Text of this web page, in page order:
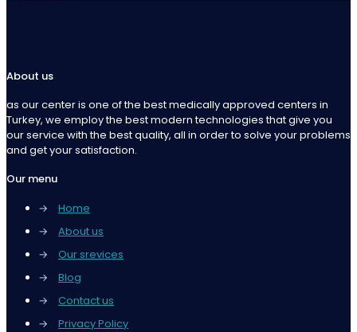
About us
as our center is one of the best medically approved centers in
Turkey, we employ the best modern technologies that give you
our service with the best quality, all in order to solve your problems
and get your satisfaction.
Our menu
→
Home
→
About us
→
Our srevices
→
Blog
→
Contact us
→
Privacy Policy